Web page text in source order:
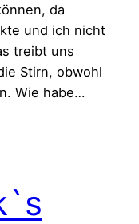
da
und ich nicht
treibt uns
Stirn, obwohl
Wie habe…